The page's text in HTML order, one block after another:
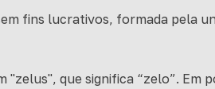
fins lucrativos, formada pela
"zelus", que significa “zelo”.